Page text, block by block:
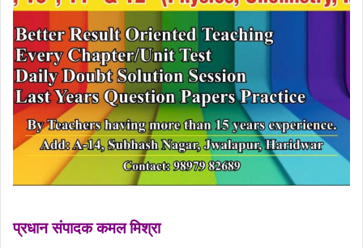
प्रधान संपादक कमल मिश्रा